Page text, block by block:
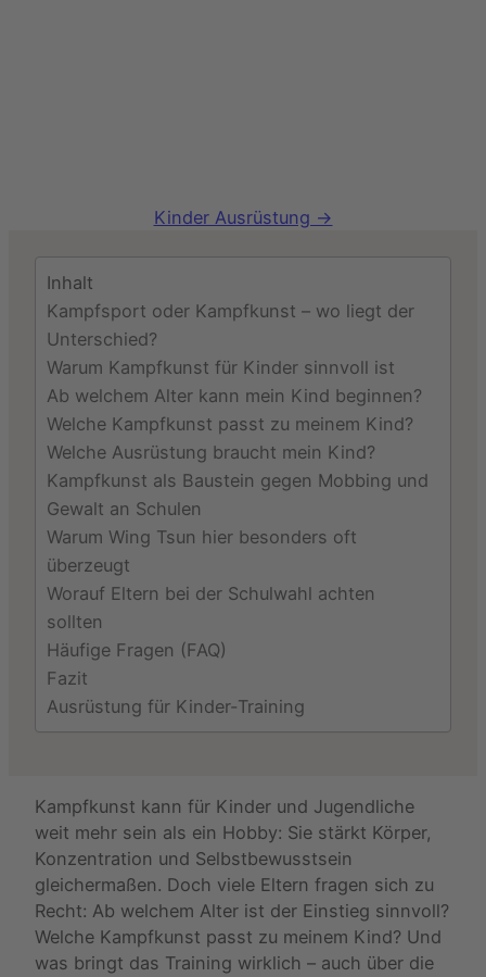
Kinder Ausrüstung →
Inhalt
Kampfsport oder Kampfkunst – wo liegt der
Unterschied?
Warum Kampfkunst für Kinder sinnvoll ist
Ab welchem Alter kann mein Kind beginnen?
Welche Kampfkunst passt zu meinem Kind?
Welche Ausrüstung braucht mein Kind?
Kampfkunst als Baustein gegen Mobbing und
Gewalt an Schulen
Warum Wing Tsun hier besonders oft
überzeugt
Worauf Eltern bei der Schulwahl achten
sollten
Häufige Fragen (FAQ)
Fazit
Ausrüstung für Kinder-Training
Kampfkunst kann für Kinder und Jugendliche
weit mehr sein als ein Hobby: Sie stärkt Körper,
Konzentration und Selbstbewusstsein
gleichermaßen. Doch viele Eltern fragen sich zu
Recht: Ab welchem Alter ist der Einstieg sinnvoll?
Welche Kampfkunst passt zu meinem Kind? Und
was bringt das Training wirklich – auch über die